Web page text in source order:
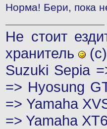
Норма! Бери, пока
Не стоит
хранитель
(с)
Suzuki Sepia
=> Hyosung
=> Yamaha
=> Yamaha